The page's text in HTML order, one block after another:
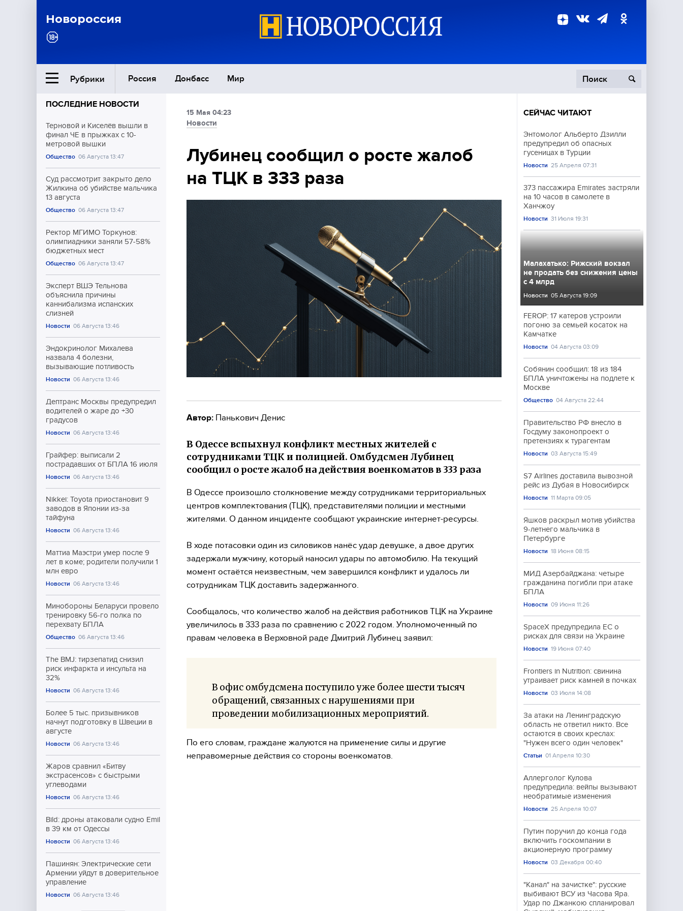
Новороссия
Рубрики Россия Донбасс Мир
Ближний Восток
Общество
Экономика
Происшествия
Культура
Спорт
ПОСЛЕДНИЕ НОВОСТИ
Терновой и Киселёв вышли в
финал ЧЕ в прыжках с 10-
метровой вышки
Общество 06 Августа 13:47
Суд рассмотрит закрыто дело
Жилкина об убийстве мальчика
13 августа
Общество 06 Августа 13:47
Ректор МГИМО Торкунов:
олимпиадники заняли 57-58%
бюджетных мест
Общество 06 Августа 13:47
Эксперт ВШЭ Тельнова
объяснила причины
каннибализма испанских
слизней
Новости 06 Августа 13:46
Эндокринолог Михалева
назвала 4 болезни,
вызывающие потливость
Новости 06 Августа 13:46
Дептранс Москвы предупредил
водителей о жаре до +30
градусов
Новости 06 Августа 13:46
Грайфер: выписали 2
пострадавших от БПЛА 16 июля
Новости 06 Августа 13:46
Nikkei: Toyota приостановит 9
заводов в Японии из-за
тайфуна
Новости 06 Августа 13:46
Маттиа Маэстри умер после 9
лет в коме; родители получили 1
млн евро
Новости 06 Августа 13:46
Минобороны Беларуси провело
тренировку 56-го полка по
перехвату БПЛА
Общество 06 Августа 13:46
The BMJ: тирзепатид снизил
риск инфаркта и инсульта на
32%
Новости 06 Августа 13:46
Более 5 тыс. призывников
начнут подготовку в Швеции в
августе
Новости 06 Августа 13:46
Жаров сравнил «Битву
экстрасенсов» с быстрыми
углеводами
Новости 06 Августа 13:46
Bild: дроны атаковали судно Emil
в 39 км от Одессы
Новости 06 Августа 13:46
Пашинян: Электрические сети
Армении уйдут в доверительное
управление
Новости 06 Августа 13:46
15 Мая 04:23
Новости
Лубинец сообщил о росте жалоб
на ТЦК в 333 раза
Автор: Панькович Денис
В Одессе вспыхнул конфликт местных жителей с
сотрудниками ТЦК и полицией. Омбудсмен Лубинец
сообщил о росте жалоб на действия военкоматов в 333 раза
В Одессе произошло столкновение между сотрудниками территориальных
центров комплектования (ТЦК), представителями полиции и местными
жителями. О данном инциденте сообщают украинские интернет-ресурсы.
В ходе потасовки один из силовиков нанёс удар девушке, а двое других
задержали мужчину, который наносил удары по автомобилю. На текущий
момент остаётся неизвестным, чем завершился конфликт и удалось ли
сотрудникам ТЦК доставить задержанного.
Сообщалось, что количество жалоб на действия работников ТЦК на Украине
увеличилось в 333 раза по сравнению с 2022 годом. Уполномоченный по
правам человека в Верховной раде Дмитрий Лубинец заявил:
В офис омбудсмена поступило уже более шести тысяч
обращений, связанных с нарушениями при
проведении мобилизационных мероприятий.
По его словам, граждане жалуются на применение силы и другие
неправомерные действия со стороны военкоматов.
СЕЙЧАС ЧИТАЮТ
Энтомолог Альберто Дзилли
предупредил об опасных
гусеницах в Турции
Новости 25 Апреля 07:31
373 пассажира Emirates застряли
на 10 часов в самолете в
Ханчжоу
Новости 31 Июля 19:31
Малахатько: Рижский вокзал
не продать без снижения цены
с 4 млрд
Новости 05 Августа 19:09
FEROP: 17 катеров устроили
погоню за семьей косаток на
Камчатке
Новости 04 Августа 03:09
Собянин сообщил: 18 из 184
БПЛА уничтожены на подлете к
Москве
Общество 04 Августа 22:44
Правительство РФ внесло в
Госдуму законопроект о
претензиях к турагентам
Новости 03 Августа 15:49
S7 Airlines доставила вывозной
рейс из Дубая в Новосибирск
Новости 11 Марта 09:05
Яшков раскрыл мотив убийства
9-летнего мальчика в
Петербурге
Новости 18 Июня 08:15
МИД Азербайджана: четыре
гражданина погибли при атаке
БПЛА
Новости 09 Июня 11:26
SpaceX предупредила ЕС о
рисках для связи на Украине
Новости 19 Июня 07:40
Frontiers in Nutrition: свинина
утраивает риск камней в почках
Новости 03 Июля 14:08
За атаки на Ленинградскую
область не ответил никто. Все
остаются в своих креслах:
"Нужен всего один человек"
Статьи 01 Апреля 10:30
Аллерголог Кулова
предупредила: вейпы вызывают
необратимые изменения
Новости 25 Апреля 10:07
Путин поручил до конца года
включить госкомпании в
акционерную программу
Новости 03 Декабря 00:40
"Канал" на зачистке": русские
выбивают ВСУ из Часова Яра.
Удар по Джанкою спланировал